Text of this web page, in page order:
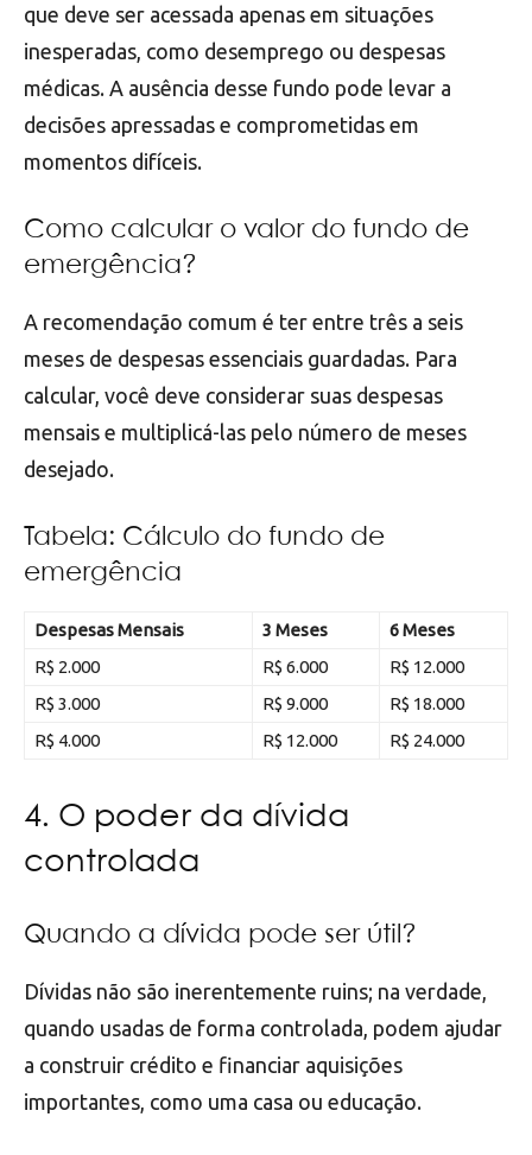
que deve ser acessada apenas em situações
inesperadas, como desemprego ou despesas
médicas. A ausência desse fundo pode levar a
decisões apressadas e comprometidas em
momentos difíceis.
Como calcular o valor do fundo de
emergência?
A recomendação comum é ter entre três a seis
meses de despesas essenciais guardadas. Para
calcular, você deve considerar suas despesas
mensais e multiplicá-las pelo número de meses
desejado.
Tabela: Cálculo do fundo de
emergência
Despesas Mensais 3 Meses
6 Meses
R$ 2.000
R$ 6.000
R$ 12.000
R$ 3.000
R$ 9.000
R$ 18.000
R$ 4.000
R$ 12.000 R$ 24.000
4. O poder da dívida
controlada
Quando a dívida pode ser útil?
Dívidas não são inerentemente ruins; na verdade,
quando usadas de forma controlada, podem ajudar
a construir crédito e financiar aquisições
importantes, como uma casa ou educação.